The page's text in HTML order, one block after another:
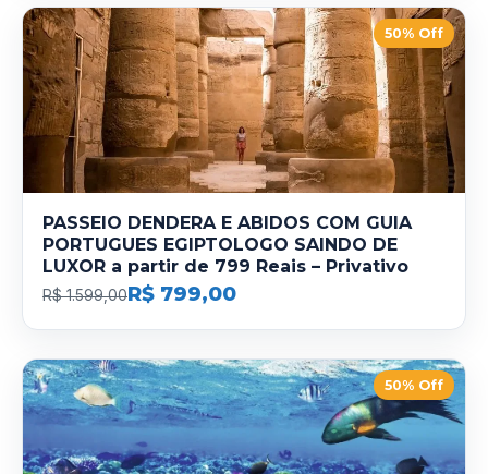
50% Off
PASSEIO DENDERA E ABIDOS COM GUIA
PORTUGUES EGIPTOLOGO SAINDO DE
LUXOR a partir de 799 Reais – Privativo
R$ 1.599,00R$ 799,00
50% Off